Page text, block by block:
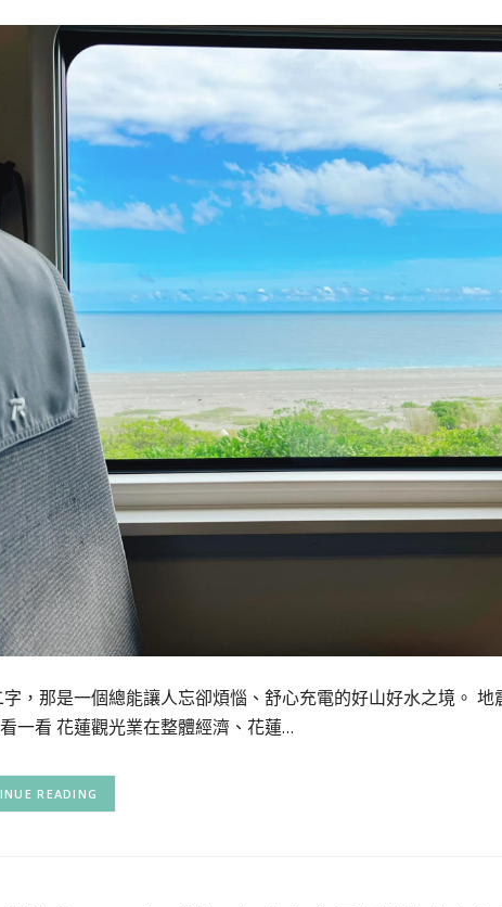
，那是一個總能讓人忘卻煩惱、舒心充電的好山好水之境。
一看 花蓮觀光業在整體經濟、花蓮…
READING